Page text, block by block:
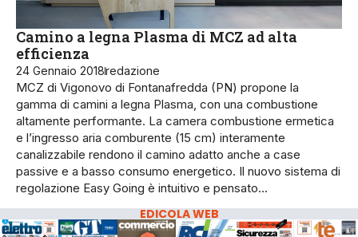
Camino a legna Plasma di MCZ ad alta
efficienza
24 Gennaio 2018redazione
MCZ di Vigonovo di Fontanafredda (PN) propone la
gamma di camini a legna Plasma, con una combustione
altamente performante. La camera combustione ermetica
e l’ingresso aria comburente (15 cm) interamente
canalizzabile rendono il camino adatto anche a case
passive e a basso consumo energetico. Il nuovo sistema di
regolazione Easy Going è intuitivo e pensato…
EDICOLA WEB